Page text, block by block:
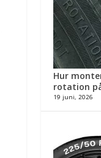
Hur
rotation
19 juni, 2026